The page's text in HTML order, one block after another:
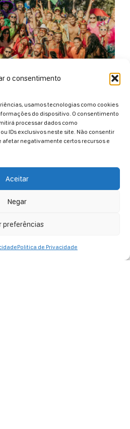
o consentimento
usamos tecnologias como cookies
do dispositivo. O consentimento
processar dados como
IDs exclusivos neste site. Não consentir
negativamente certos recursos e
Aceitar
Negar
preferências
Politica de Privacidade
com vozes femininas
de BH. Apresentação
+ Ingressos